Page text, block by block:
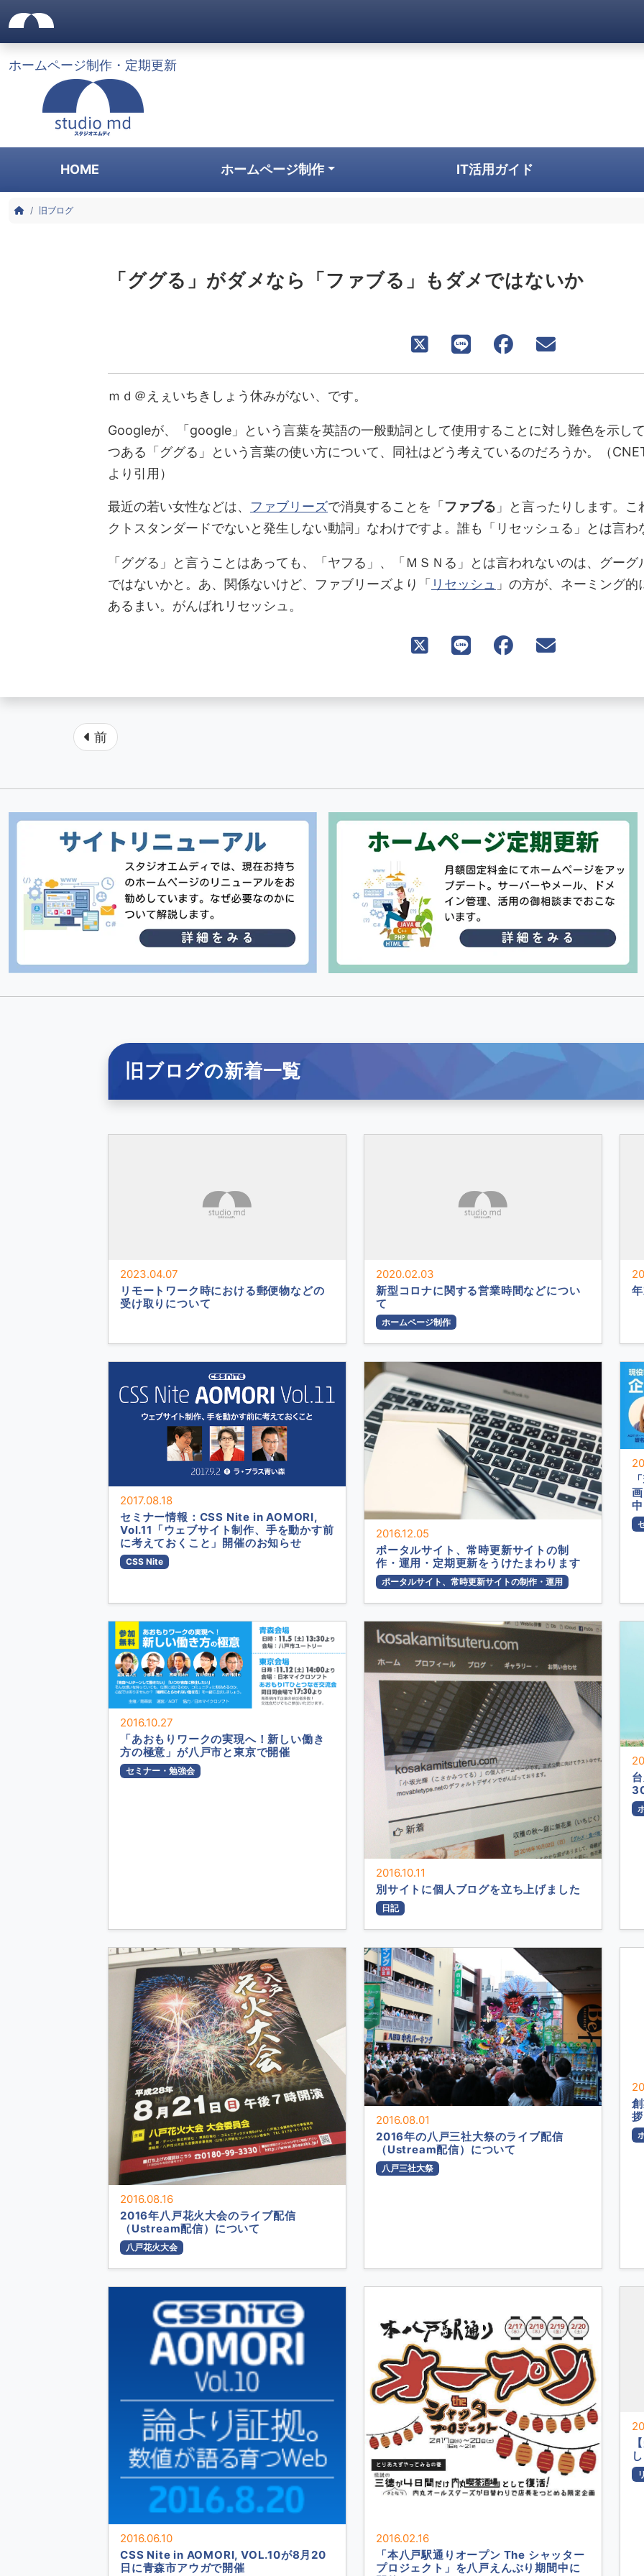
株式会社スタジオエムディ|八戸市のホームページ制作
サイトメニュー
サイトヘッダー
ホームページ制作・定期更新
HOME ホームページ制作 IT活用ガイド
ヒーローエリア
コンテンツエリア
パンくずリスト
HOME 旧ブログ
「ググる」がダメなら「ファブる」もダメではないか
ｍｄ＠えぇいちきしょう休みがない、です。
Googleが、「google」という言葉を英語の一般動詞として使用することに対し難色を示し
つある「ググる」という言葉の使い方について、同社はどう考えているのだろうか。（
より引用）
最近の若い女性などは、 ファブリーズで消臭することを「ファブる 」と言ったりします。
クトスタンダードでないと発生しない動詞」なわけですよ。誰も「リセッシュる」とは言
「ググる」と言うことはあっても、「ヤフる」、「ＭＳＮる」とは言われないのは、グー
ではないかと。あ、関係ないけど、ファブリーズより「 リセッシュ 」の方が、ネーミング
あるまい。がんばれリセッシュ。
ページ送り
前
カテゴリメニュー
旧ブログの新着一覧
2023.04.07
リモートワーク時における郵便物などの
受け取りについて
2020.02.03
新型コロナに関する営業時間などについ
て
ホームページ制作
2017.08.18
セミナー情報：CSS Nite in AOMORI,
Vol.11「ウェブサイト制作、手を動かす前
に考えておくこと」開催のお知らせ
CSS Nite
2016.12.05
ポータルサイト、常時更新サイトの制
作・運用・定期更新をうけたまわります
ポータルサイト、常時更新サイトの制作・運用
2016.10.27
「あおもりワークの実現へ！新しい働き
方の極意」が八戸市と東京で開催
セミナー・勉強会
2016.10.11
別サイトに個人ブログを立ち上げました
日記
2016.08.16
2016年八戸花火大会のライブ配信
（Ustream配信）について
八戸花火大会
2016.08.01
2016年の八戸三社大祭のライブ配信
（Ustream配信）について
八戸三社大祭
拶
2016.06.10
CSS Nite in AOMORI, VOL.10が8月20
日に青森市アウガで開催
2016.02.16
「本八戸駅通りオープン The シャッター
プロジェクト」を八戸えんぶり期間中に